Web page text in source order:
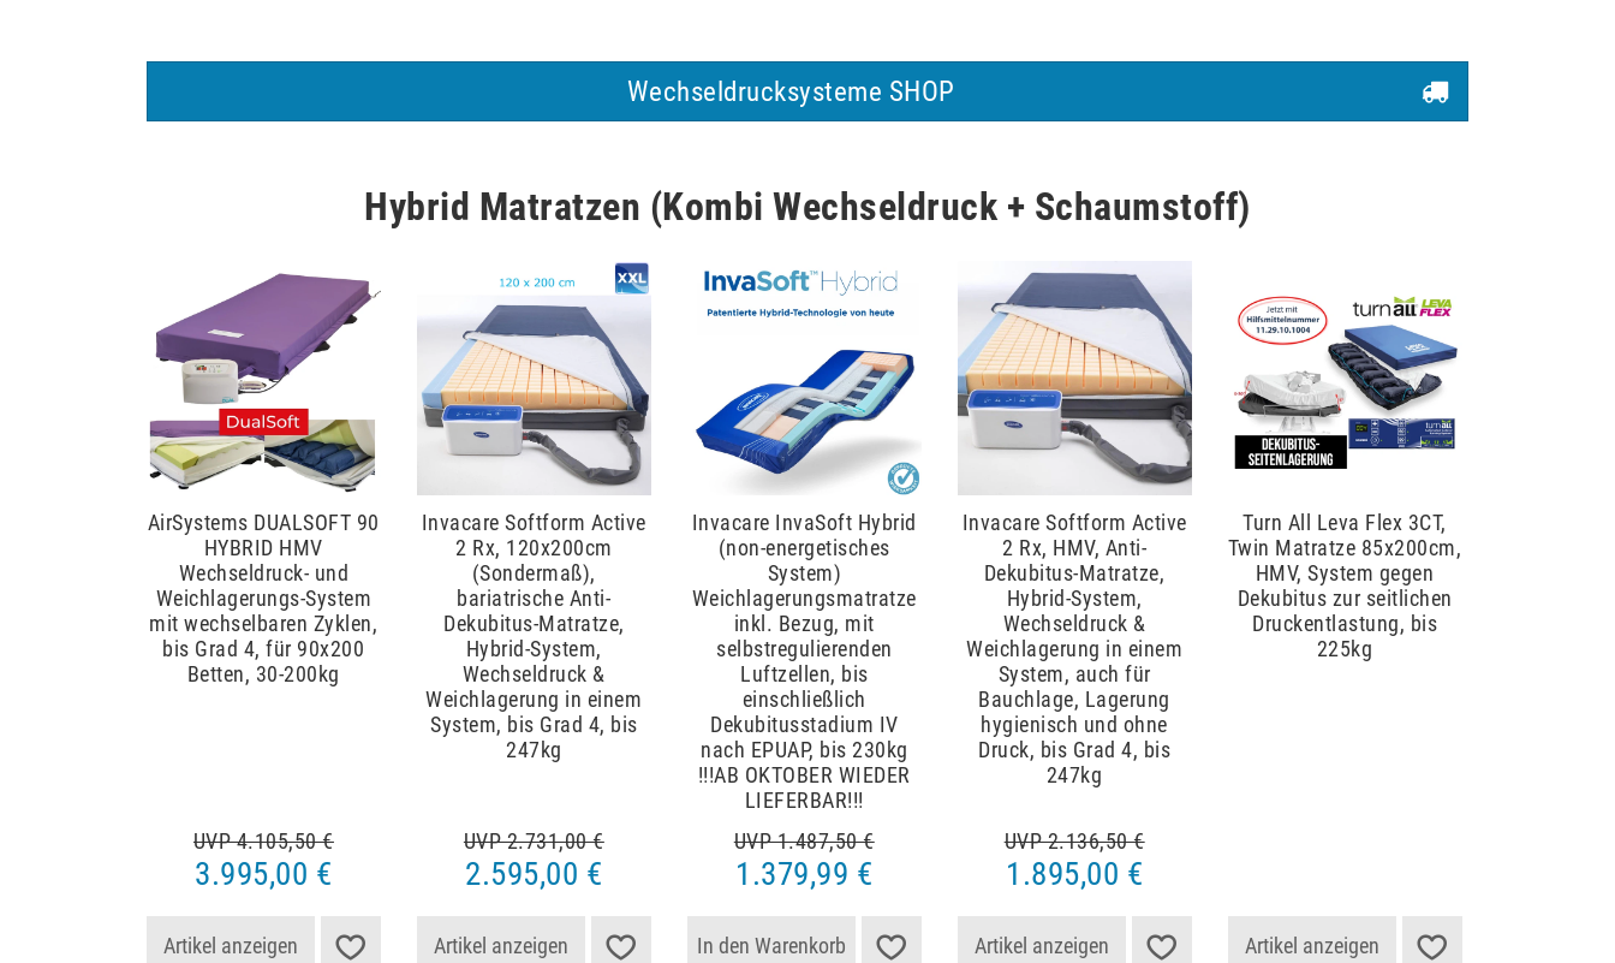
Wechseldrucksysteme SHOP
Hybrid Matratzen (Kombi Wechseldruck + Schaumstoff)
AirSystems DUALSOFT 90
HYBRID HMV
Wechseldruck- und
Weichlagerungs-System
mit wechselbaren Zyklen,
bis Grad 4, für 90x200
Betten, 30-200kg
UVP 4.105,50 €
3.995,00 €
Artikel anzeigen
Invacare Softform Active
2 Rx, 120x200cm
(Sondermaß),
bariatrische Anti-
Dekubitus-Matratze,
Hybrid-System,
Wechseldruck &
Weichlagerung in einem
System, bis Grad 4, bis
247kg
UVP 2.731,00 €
2.595,00 €
Artikel anzeigen
Invacare InvaSoft Hybrid
(non-energetisches
System)
Weichlagerungsmatratze
inkl. Bezug, mit
selbstregulierenden
Luftzellen, bis
einschließlich
Dekubitusstadium IV
nach EPUAP, bis 230kg
!!!AB OKTOBER WIEDER
LIEFERBAR!!!
UVP 1.487,50 €
1.379,99 €
In den Warenkorb
Invacare Softform Active
2 Rx, HMV, Anti-
Dekubitus-Matratze,
Hybrid-System,
Wechseldruck &
Weichlagerung in einem
System, auch für
Bauchlage, Lagerung
hygienisch und ohne
Druck, bis Grad 4, bis
247kg
UVP 2.136,50 €
1.895,00 €
Artikel anzeigen
Turn All Leva Flex 3CT,
Twin Matratze 85x200cm,
HMV, System gegen
Dekubitus zur seitlichen
Druckentlastung, bis
225kg
Artikel anzeigen